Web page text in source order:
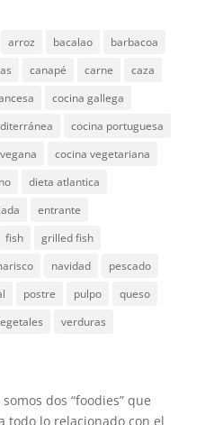
arroz bacalao
barbacoa
canapé carne
caza
cocina gallega
cocina portuguesa
cocina vegetariana
dieta atlantica
entrante
fish
grilled fish
navidad
pescado
postre pulpo
queso
verduras
dos “foodies” que
todo lo relacionado con el